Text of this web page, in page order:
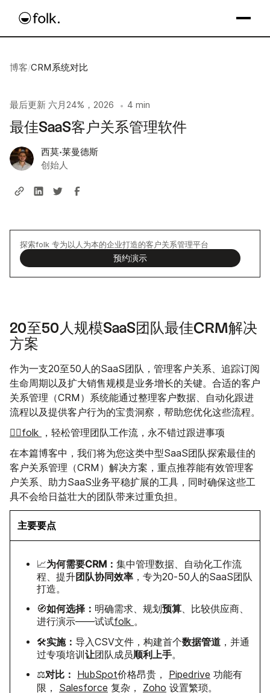
博客/CRM系统对比
最后更新 六月24%，2026 • 4 min
最佳SaaS客户关系管理软件
西莫·莱曼德斯
创始人
探索folk 专为以人为本的企业打造的客户关系管理平台
预约演示
20至50人规模SaaS团队最佳CRM解决
方案
作为一支20至50人的SaaS团队，管理客户关系、追踪订阅
生命周期以及扩大销售规模是业务增长的关键。合适的客户
关系管理（CRM）系统能通过整理客户数据、自动化跟进
流程以及提供客户行为的宝贵洞察，帮助您优化这些流程。
👉🏼folk
，轻松管理团队工作流，永不错过跟进事项
在本篇博客中，我们将为您这类中型SaaS团队探索最佳的
客户关系管理（CRM）解决方案，重点推荐能有效管理客
户关系、助力SaaS业务平稳扩展的工具，同时确保这些工
具不会给日益壮大的团队带来过重负担。
主要要点
📈为何需要CRM： 集中管理数据、自动化工作流
程、提升团队协同效率 ，专为20-50人的SaaS团队
打造。
🧭如何选择： 明确需求、规划预算 、比较供应商、
进行演示——试试folk 。
🛠️实施： 导入CSV文件，构建首个数据管道 ，并通
过专项培训 让团队成员顺利上手。
⚖️对比： HubSpot价格昂贵， Pipedrive 功能有
限， Salesforce 复杂， Zoho 设置繁琐。